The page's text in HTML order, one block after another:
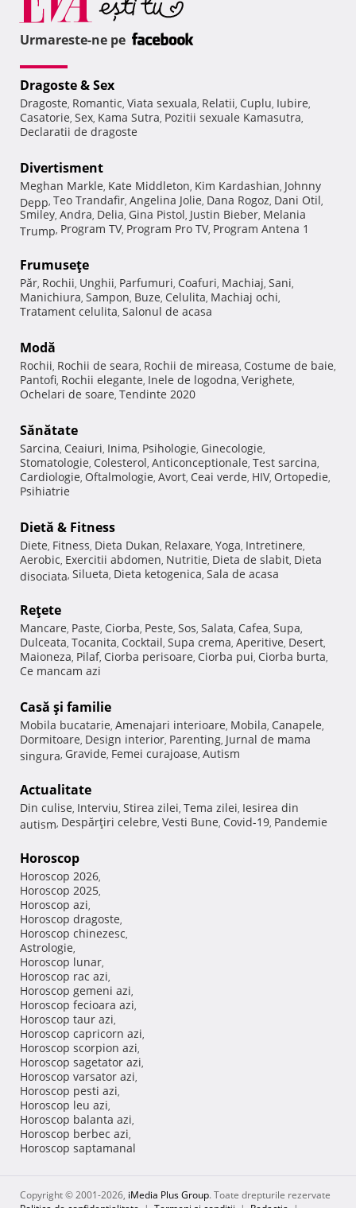
Urmareste-ne pe
Dragoste & Sex
Dragoste, Romantic, Viata sexuala, Relatii, Cuplu, Iubire,
Casatorie, Sex, Kama Sutra, Pozitii sexuale Kamasutra,
Declaratii de dragoste
Divertisment
Meghan Markle, Kate Middleton, Kim Kardashian, Johnny
Depp, Teo Trandafir, Angelina Jolie, Dana Rogoz, Dani Otil,
Smiley, Andra, Delia, Gina Pistol, Justin Bieber, Melania
Trump, Program TV, Program Pro TV, Program Antena 1
Frumuseţe
Păr, Rochii, Unghii, Parfumuri, Coafuri, Machiaj, Sani,
Manichiura, Sampon, Buze, Celulita, Machiaj ochi,
Tratament celulita, Salonul de acasa
Modă
Rochii, Rochii de seara, Rochii de mireasa, Costume de baie,
Pantofi, Rochii elegante, Inele de logodna, Verighete,
Ochelari de soare, Tendinte 2020
Sănătate
Sarcina, Ceaiuri, Inima, Psihologie, Ginecologie,
Stomatologie, Colesterol, Anticonceptionale, Test sarcina,
Cardiologie, Oftalmologie, Avort, Ceai verde, HIV, Ortopedie,
Psihiatrie
Dietă & Fitness
Diete, Fitness, Dieta Dukan, Relaxare, Yoga, Intretinere,
Aerobic, Exercitii abdomen, Nutritie, Dieta de slabit, Dieta
disociata, Silueta, Dieta ketogenica, Sala de acasa
Reţete
Mancare, Paste, Ciorba, Peste, Sos, Salata, Cafea, Supa,
Dulceata, Tocanita, Cocktail, Supa crema, Aperitive, Desert,
Maioneza, Pilaf, Ciorba perisoare, Ciorba pui, Ciorba burta,
Ce mancam azi
Casă şi familie
Mobila bucatarie, Amenajari interioare, Mobila, Canapele,
Dormitoare, Design interior, Parenting, Jurnal de mama
singura, Gravide, Femei curajoase, Autism
Actualitate
Din culise, Interviu, Stirea zilei, Tema zilei, Iesirea din
autism, Despărţiri celebre, Vesti Bune, Covid-19, Pandemie
Horoscop
Horoscop 2026,
Horoscop 2025,
Horoscop azi,
Horoscop dragoste,
Horoscop chinezesc,
Astrologie,
Horoscop lunar,
Horoscop rac azi,
Horoscop gemeni azi,
Horoscop fecioara azi,
Horoscop taur azi,
Horoscop capricorn azi,
Horoscop scorpion azi,
Horoscop sagetator azi,
Horoscop varsator azi,
Horoscop pesti azi,
Horoscop leu azi,
Horoscop balanta azi,
Horoscop berbec azi,
Horoscop saptamanal
Copyright © 2001-2026, iMedia Plus Group. Toate drepturile rezervate